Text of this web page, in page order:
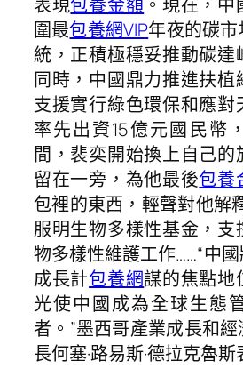
表現包養金額 。現在，
圍最包養網VIP年夜的碳
統，正積極穩妥推動碳達
同時，中國鼎力推進扶植
支援實行綠色環保和應對
率先出資15億元國民幣
間，裴奕開始換上自己的
留在一旁，為他最後包養
包裡的東西，輕聲對他解
服明生物多樣性基金，支
物多樣性維護工作……“中
成長計包養網謀的焦點地
光使中國成為全球生態
者。”墨西哥產業成長和
長何塞·路易斯·德拉克魯斯